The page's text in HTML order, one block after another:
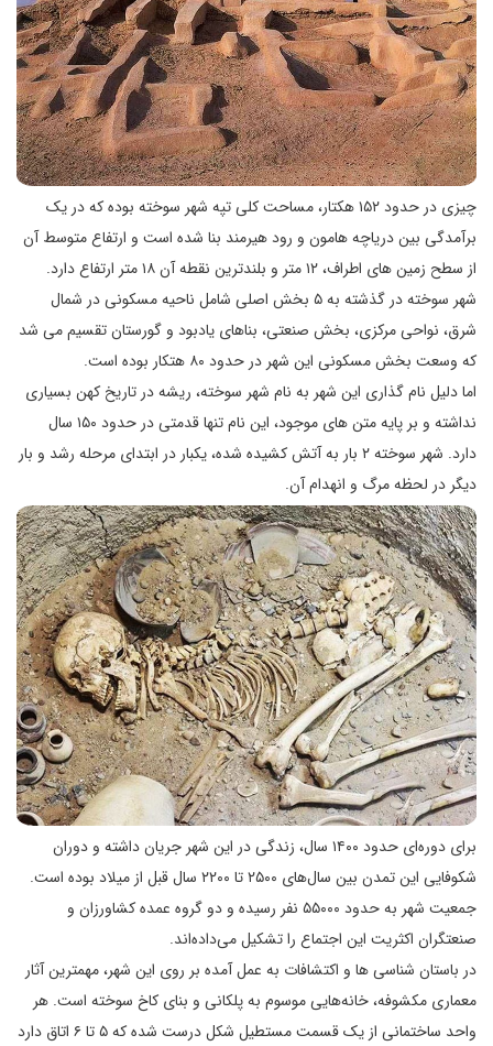
چیزی در حدود ۱۵۲ هکتار، مساحت کلی تپه شهر سوخته بوده که در یک
برآمدگی بین دریاچه هامون و رود هیرمند بنا شده است و ارتفاع متوسط آن
از سطح زمین های اطراف، ۱۲ متر و بلندترین نقطه آن ۱۸ متر ارتفاع دارد.
شهر سوخته در گذشته به ۵ بخش اصلی شامل ناحیه مسکونی در شمال
شرق، نواحی مرکزی، بخش صنعتی، بناهای یادبود و گورستان تقسیم می شد
که وسعت بخش مسکونی این شهر در حدود ۸۰ هتکار بوده است.
اما دلیل نام گذاری این شهر به نام شهر سوخته، ریشه در تاریخ کهن بسیاری
نداشته و بر پایه متن های موجود، این نام تنها قدمتی در حدود ۱۵۰ سال
دارد. شهر سوخته ۲ بار به آتش کشیده شده، یکبار در ابتدای مرحله رشد و بار
دیگر در لحظه مرگ و انهدام آن.
برای دوره‌ای حدود ۱۴۰۰ سال، زندگی در این شهر جریان داشته و دوران
شکوفایی این تمدن بین سال‌های ۲۵۰۰ تا ۲۲۰۰ سال قبل از میلاد بوده است.
جمعیت شهر به حدود ۵۵۰۰۰ نفر رسیده و دو گروه عمده کشاورزان و
صنعتگران اکثریت این اجتماع را تشکیل می‌داده‌اند.
در باستان شناسی ها و اکتشافات به عمل آمده بر روی این شهر، مهمترین آثار
معماری مکشوفه، خانه‌هایی موسوم به پلکانی و بنای کاخ سوخته است. هر
واحد ساختمانی از یک قسمت مستطیل شکل درست شده که ۵ تا ۶ اتاق دارد